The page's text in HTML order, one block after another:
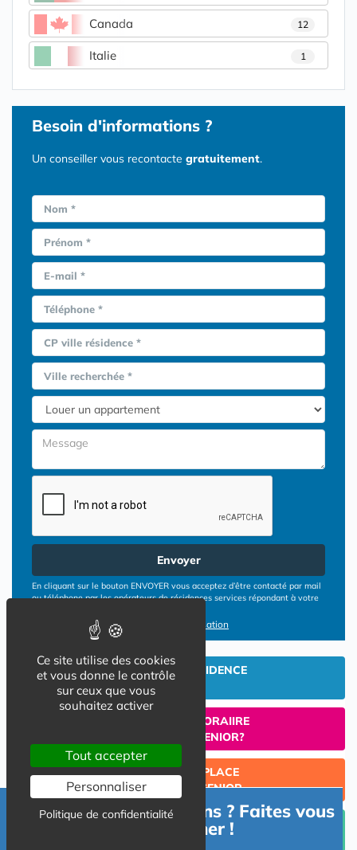
Canada 12
Italie 1
Besoin d'informations ?
Un conseiller vous recontacte gratuitement.
Nom *
Prénom *
E-mail *
Téléphone *
CP ville résidence *
Ville recherchée *
Envoyer
En cliquant sur le bouton ENVOYER vous acceptez d’être contacté par mail
ou téléphone par les opérateurs de résidences services répondant à votre
Conditions d'utilisation
INVESTIR EN RESIDENCE
UN SEJOUR TEMPORAIIRE
EN RESIDENCE SENIOR?
TROUVER UNE PLACE
EN RESIDENCE SENIOR
Céder un lot acquis en Résidence Senior (investissement
Lmp/Lmnp)
Besoin d'informations ? Faites vous
accompagner !
Ce site utilise des cookies
et vous donne le contrôle
sur ceux que vous
souhaitez activer
Tout accepter
Personnaliser
Politique de confidentialité